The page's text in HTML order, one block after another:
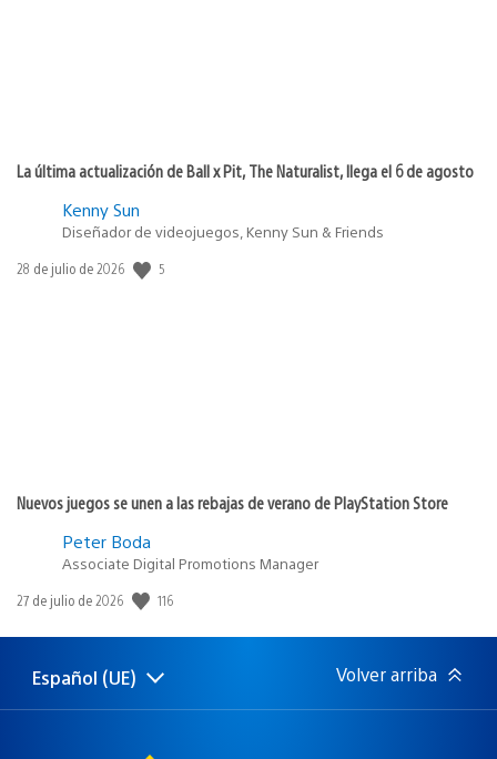
La última actualización de Ball x Pit, The Naturalist, llega el 6 de agosto
Kenny Sun
Diseñador de videojuegos, Kenny Sun & Friends
Fecha
28 de julio de 2026 5
Nuevos juegos se unen a las rebajas de verano de PlayStation Store
Peter Boda
Associate Digital Promotions Manager
Fecha
publicación:
27 de julio de 2026 116
Selecciona
Región
Español (UE) Volver arriba